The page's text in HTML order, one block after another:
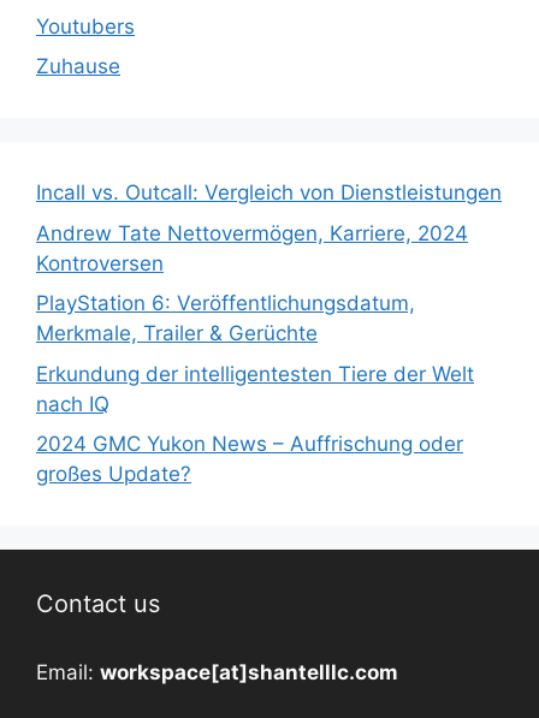
Youtubers
Zuhause
Incall vs. Outcall: Vergleich von Dienstleistungen
Andrew Tate Nettovermögen, Karriere, 2024
Kontroversen
PlayStation 6: Veröffentlichungsdatum,
Merkmale, Trailer & Gerüchte
Erkundung der intelligentesten Tiere der Welt
nach IQ
2024 GMC Yukon News – Auffrischung oder
großes Update?
Contact us
Email: workspace[at]shantelllc.com